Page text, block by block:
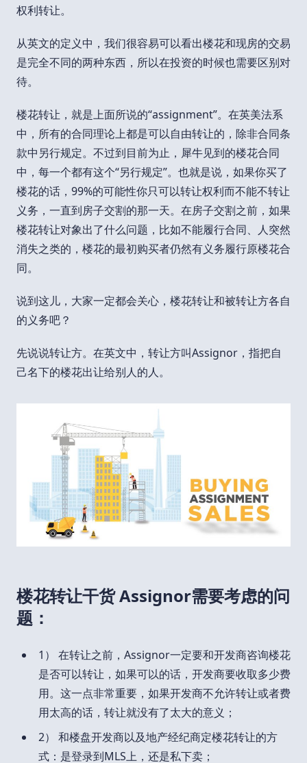
权利转让。
从英文的定义中，我们很容易可以看出楼花和现房的交易
是完全不同的两种东西，所以在投资的时候也需要区别对
待。
楼花转让，就是上面所说的“assignment”。在英美法系
中，所有的合同理论上都是可以自由转让的，除非合同条
款中另行规定。不过到目前为止，犀牛见到的楼花合同
中，每一个都有这个“另行规定”。也就是说，如果你买了
楼花的话，99%的可能性你只可以转让权利而不能不转让
义务，一直到房子交割的那一天。在房子交割之前，如果
楼花转让对象出了什么问题，比如不能履行合同、人突然
消失之类的，楼花的最初购买者仍然有义务履行原楼花合
同。
说到这儿，大家一定都会关心，楼花转让和被转让方各自
的义务吧？
先说说转让方。在英文中，转让方叫Assignor，指把自
己名下的楼花出让给别人的人。
楼花转让干货 Assignor需要考虑的问
题：
1） 在转让之前，Assignor一定要和开发商咨询楼花
是否可以转让，如果可以的话，开发商要收取多少费
用。这一点非常重要，如果开发商不允许转让或者费
用太高的话，转让就没有了太大的意义；
2） 和楼盘开发商以及地产经纪商定楼花转让的方
式：是登录到MLS上，还是私下卖；